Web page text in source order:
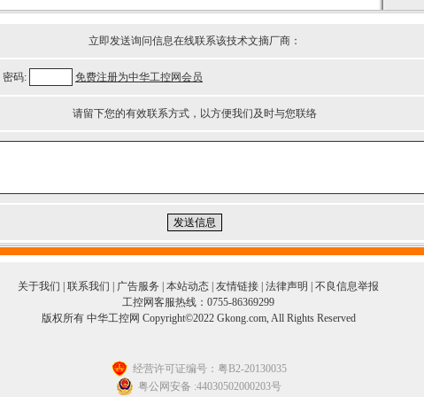
立即发送询问信息在线联系该技术文摘厂商：
密码: 免费注册为中华工控网会员
请留下您的有效联系方式，以方便我们及时与您联络
关于我们 联系我们 广告服务 本站动态 友情链接 法律声明
不良信息举报
工控网客服热线：0755-86369299
版权所有 中华工控网 Copyright©2022 Gkong.com, All Rights Reserved
经营许可证编号：粤B2-20130035
粤公网安备 :44030502000203号